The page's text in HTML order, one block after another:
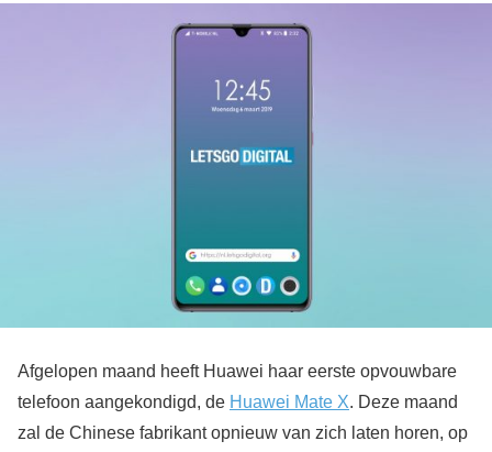
Afgelopen maand heeft Huawei haar eerste opvouwbare
telefoon aangekondigd, de Huawei Mate X. Deze maand
zal de Chinese fabrikant opnieuw van zich laten horen, op